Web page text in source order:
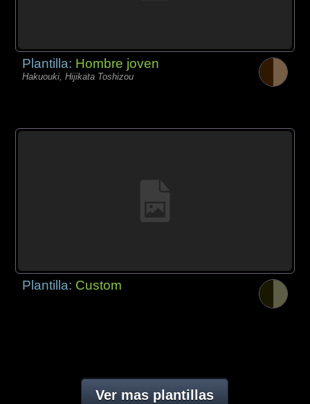
Plantilla: Hombre joven
Hakuouki, Hijikata Toshizou
Plantilla: Custom
Ver mas plantillas